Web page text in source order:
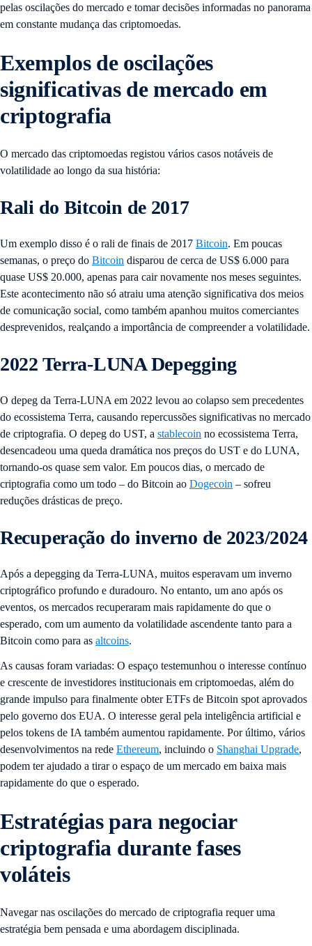
pelas oscilações do mercado e tomar decisões informadas no panorama
em constante mudança das criptomoedas.
Exemplos de oscilações
significativas de mercado em
criptografia
O mercado das criptomoedas registou vários casos notáveis de
volatilidade ao longo da sua história:
Rali do Bitcoin de 2017
Um exemplo disso é o rali de finais de 2017 Bitcoin. Em poucas
semanas, o preço do Bitcoin disparou de cerca de US$ 6.000 para
quase US$ 20.000, apenas para cair novamente nos meses seguintes.
Este acontecimento não só atraiu uma atenção significativa dos meios
de comunicação social, como também apanhou muitos comerciantes
desprevenidos, realçando a importância de compreender a volatilidade.
2022 Terra-LUNA Depegging
O depeg da Terra-LUNA em 2022 levou ao colapso sem precedentes
do ecossistema Terra, causando repercussões significativas no mercado
de criptografia. O depeg do UST, a stablecoin no ecossistema Terra,
desencadeou uma queda dramática nos preços do UST e do LUNA,
tornando-os quase sem valor. Em poucos dias, o mercado de
criptografia como um todo – do Bitcoin ao Dogecoin – sofreu
reduções drásticas de preço.
Recuperação do inverno de 2023/2024
Após a depegging da Terra-LUNA, muitos esperavam um inverno
criptográfico profundo e duradouro. No entanto, um ano após os
eventos, os mercados recuperaram mais rapidamente do que o
esperado, com um aumento da volatilidade ascendente tanto para a
Bitcoin como para as altcoins.
As causas foram variadas: O espaço testemunhou o interesse contínuo
e crescente de investidores institucionais em criptomoedas, além do
grande impulso para finalmente obter ETFs de Bitcoin spot aprovados
pelo governo dos EUA. O interesse geral pela inteligência artificial e
pelos tokens de IA também aumentou rapidamente. Por último, vários
desenvolvimentos na rede Ethereum, incluindo o Shanghai Upgrade,
podem ter ajudado a tirar o espaço de um mercado em baixa mais
rapidamente do que o esperado.
Estratégias para negociar
criptografia durante fases
voláteis
Navegar nas oscilações do mercado de criptografia requer uma
estratégia bem pensada e uma abordagem disciplinada.